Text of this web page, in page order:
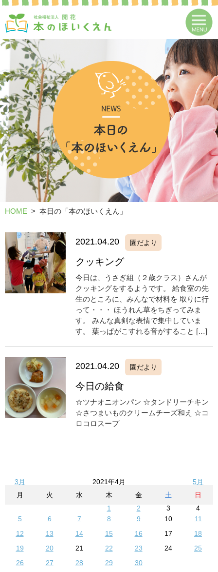
HOME 本日の「本のほいくえん」
2021.04.20 園だより
クッキング
今日は、うさぎ組（２歳クラス）さんが
クッキングをするようです。 給食室の先
生のところに、みんなで材料を 取りに行
って・・・ ほうれん草をちぎってみま
す。 みんな真剣な表情で集中していま
す。 葉っぱがこすれる音がすること […]
2021.04.20 園だより
今日の給食
☆ツナオニオンパン ☆タンドリーチキン
☆さつまいものクリームチーズ和え ☆コ
ロコロスープ
3月 2021年4月
5月
月
火 水 木 金 土
日
1
2 3
4
5
6 7 8 9 10
11
12
13 14 15 16 17
18
19
20 21 22 23 24
25
26
27 28 29 30